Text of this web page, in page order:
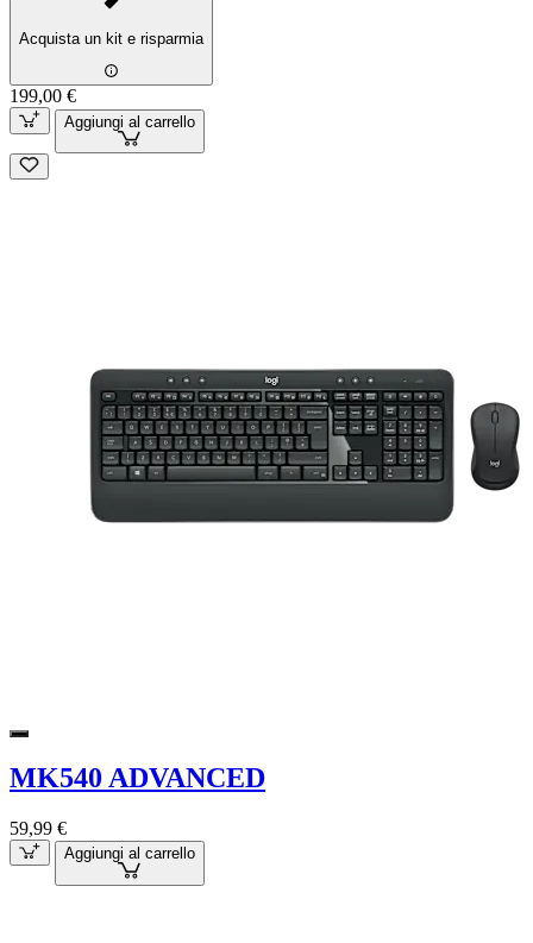
Acquista un kit e risparmia
199,00 €
Aggiungi al carrello
MK540 ADVANCED
59,99 €
Aggiungi al carrello